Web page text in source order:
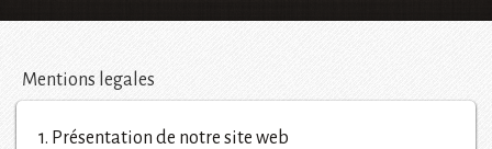
Mentions legales
1. Présentation de notre site web